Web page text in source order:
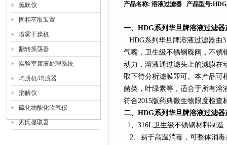
氮吹仪
固相萃取装置
喷雾干燥机
翻转振荡器
实验室废液处理系统
均质机/均质器
消解仪
硫化物酸化吹气仪
索氏提取器
产品名称: 溶液过滤器 产品型号:HDG
一、 HDG系列 华旦牌溶液过滤器
HDG系列 华旦牌溶液过滤器由
气嘴，卫生级不锈钢碟阀，不锈
动力，溶液通过滤头上的滤膜在
取下待分析滤膜即可。本产品可
菌类，叶绿素等，适合于所有溶
符合2015版药典微生物限度检查
二、 HDG系列 华旦牌溶液过滤器
1、 316L卫生级不锈钢材料制造
2、易于高温消毒，可整体消